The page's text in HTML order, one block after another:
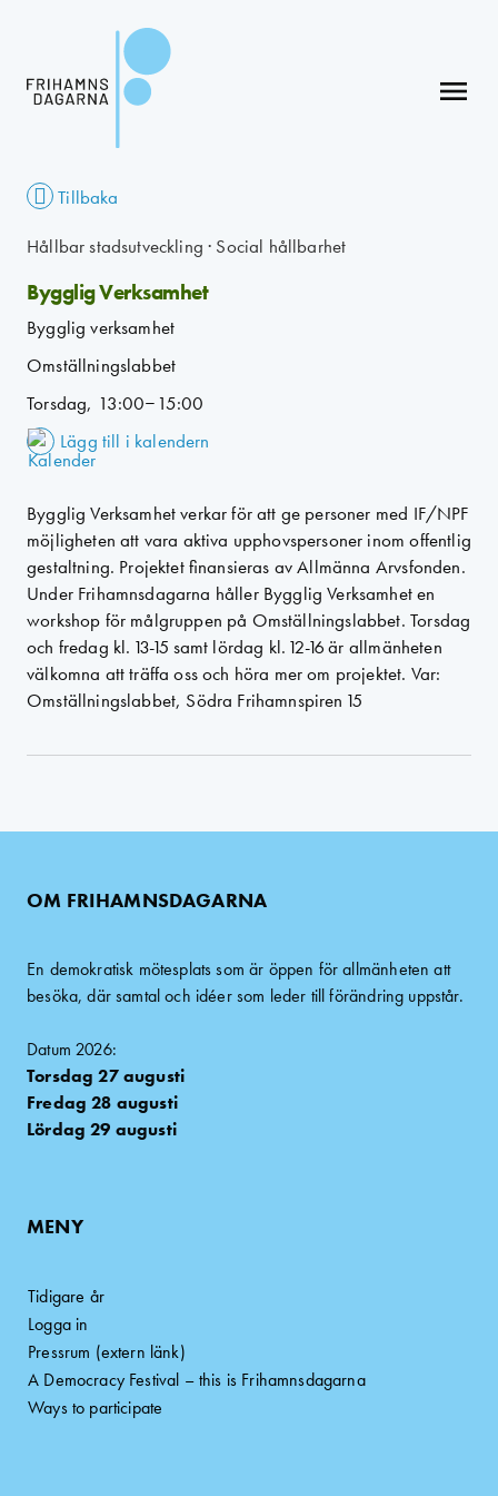
menu
Tillbaka
Hållbar stadsutveckling · Social hållbarhet
Bygglig Verksamhet
Bygglig verksamhet
Omställningslabbet
Torsdag, 13:00–15:00
Lägg till i kalendern
Bygglig Verksamhet verkar för att ge personer med IF/NPF
möjligheten att vara aktiva upphovspersoner inom offentlig
gestaltning. Projektet finansieras av Allmänna Arvsfonden.
Under Frihamnsdagarna håller Bygglig Verksamhet en
workshop för målgruppen på Omställningslabbet. Torsdag
och fredag kl. 13-15 samt lördag kl. 12-16 är allmänheten
välkomna att träffa oss och höra mer om projektet. Var:
Omställningslabbet, Södra Frihamnspiren 15
OM FRIHAMNSDAGARNA
En demokratisk mötesplats som är öppen för allmänheten att
besöka, där samtal och idéer som leder till förändring uppstår.
Datum 2026:
Torsdag 27 augusti
Fredag 28 augusti
Lördag 29 augusti
MENY
Tidigare år
Logga in
Pressrum (extern länk)
A Democracy Festival – this is Frihamnsdagarna
Ways to participate